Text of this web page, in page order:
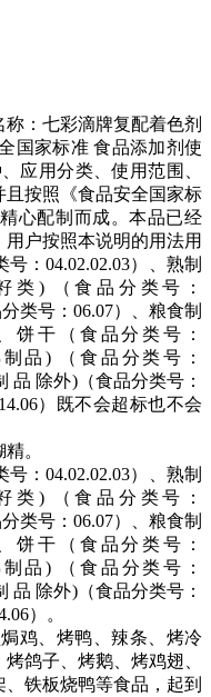
称：七彩滴牌复配着色剂
国家标准 食品添加剂使
应用分类、使用范围、
按照《食品安全国家标
心配制而成。本品已经
户按照本说明的用法用
号：04.02.02.03）、熟制
类) （食品分类号：
类号： 06.07）、粮食制
饼干（ 食品分类号：
品) （ 食品分类号：
品 除外)（食品分类号：
14.06）
既不会超标也不会
精。
号：04.02.02.03）、熟制
类) （食品分类号：
类号： 06.07）、粮食制
饼干（ 食品分类号：
品) （ 食品分类号：
品 除外)（食品分类号：
）
。
鸡、烤鸭、辣条、烤冷
鸽子、烤鹅、烤鸡翅、
铁板烧鸭等食品，起到